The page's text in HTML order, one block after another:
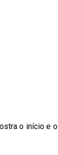
o início e o